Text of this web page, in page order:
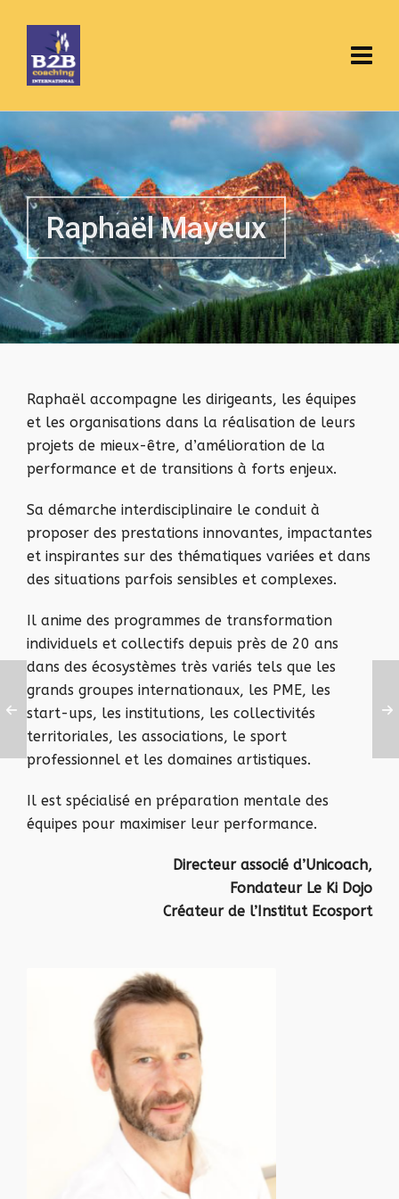
Raphaël Mayeux
Raphaël accompagne les dirigeants, les équipes
et les organisations dans la réalisation de leurs
projets de mieux-être, d’amélioration de la
performance et de transitions à forts enjeux.
Sa démarche interdisciplinaire le conduit à
proposer des prestations innovantes, impactantes
et inspirantes sur des thématiques variées et dans
des situations parfois sensibles et complexes.
Il anime des programmes de transformation
individuels et collectifs depuis près de 20 ans
dans des écosystèmes très variés tels que les
grands groupes internationaux, les PME, les
start-ups, les institutions, les collectivités
territoriales, les associations, le sport
professionnel et les domaines artistiques.
Il est spécialisé en préparation mentale des
équipes pour maximiser leur performance.
Directeur associé d’Unicoach,
Fondateur Le Ki Dojo
Créateur de l’Institut Ecosport